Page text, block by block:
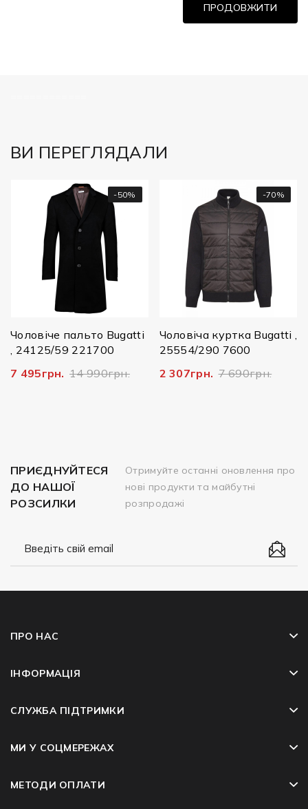
ПРОДОВЖИТИ
ВИ ПЕРЕГЛЯДАЛИ
-50%
Чоловіче пальто Bugatti
, 24125/59 221700
7 495грн. 14 990грн.
-70%
Чоловіча куртка Bugatti ,
25554/290 7600
2 307грн. 7 690грн.
ПРИЄДНУЙТЕСЯ
ДО НАШОЇ
РОЗСИЛКИ
Отримуйте останні оновлення про
нові продукти та майбутні
розпродажі
ПРО НАС
ІНФОРМАЦІЯ
СЛУЖБА ПІДТРИМКИ
МИ У СОЦМЕРЕЖАХ
МЕТОДИ ОПЛАТИ